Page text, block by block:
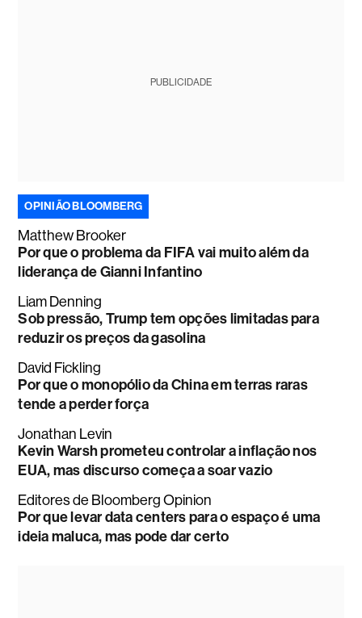
PUBLICIDADE
OPINIÃO BLOOMBERG
Matthew Brooker
Por que o problema da FIFA vai muito além da
liderança de Gianni Infantino
Liam Denning
Sob pressão, Trump tem opções limitadas para
reduzir os preços da gasolina
David Fickling
Por que o monopólio da China em terras raras
tende a perder força
Jonathan Levin
Kevin Warsh prometeu controlar a inflação nos
EUA, mas discurso começa a soar vazio
Editores de Bloomberg Opinion
Por que levar data centers para o espaço é uma
ideia maluca, mas pode dar certo